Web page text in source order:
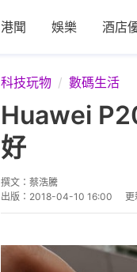
港聞 娛樂 酒店
科技玩物 數碼生活
Huawei
好
撰文： 蔡浩騰
出版： 2018-04-10 16:00 更